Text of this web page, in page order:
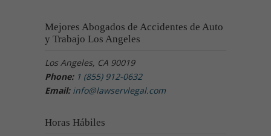
Mejores Abogados de Accidentes de Auto
y Trabajo Los Angeles
Los Angeles, CA 90019
Phone: 1 (855) 912-0632
Email: info@lawservlegal.com
Horas Hábiles